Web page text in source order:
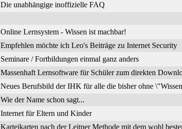
Die unabhängige inoffizielle FAQ
Online Lernsystem - Wissen ist machbar!
Empfehlen möchte ich Leo's Beiträge zu Internet Security
Seminare / Fortbildungen einmal ganz anders
Massenhaft Lernsoftware für Schüler zum direkten
Neues Berufsbild der IHK für alle die bisher ohne
Wie der Name schon sagt...
Internet für Eltern und Kinder
Karteikarten nach der Leitner Methode mit dem wohl